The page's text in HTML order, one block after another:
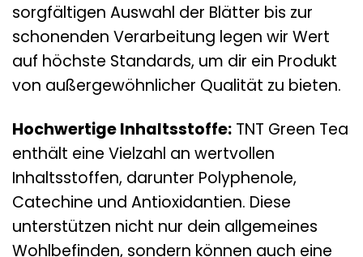
sorgfältigen Auswahl der Blätter bis zur
schonenden Verarbeitung legen wir Wert
auf höchste Standards, um dir ein Produkt
von außergewöhnlicher Qualität zu bieten.
Hochwertige Inhaltsstoffe: TNT Green Tea
enthält eine Vielzahl an wertvollen
Inhaltsstoffen, darunter Polyphenole,
Catechine und Antioxidantien. Diese
unterstützen nicht nur dein allgemeines
Wohlbefinden, sondern können auch eine